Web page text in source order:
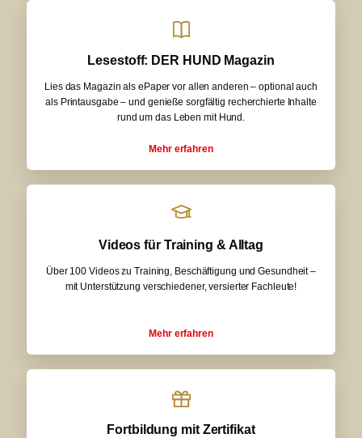
Lesestoff: DER HUND Magazin
Lies das Magazin als ePaper vor allen anderen – optional auch
als Printausgabe – und genieße sorgfältig recherchierte Inhalte
rund um das Leben mit Hund.
Mehr erfahren
Videos für Training & Alltag
Über 100 Videos zu Training, Beschäftigung und Gesundheit –
mit Unterstützung verschiedener, versierter Fachleute!
Mehr erfahren
Fortbildung mit Zertifikat